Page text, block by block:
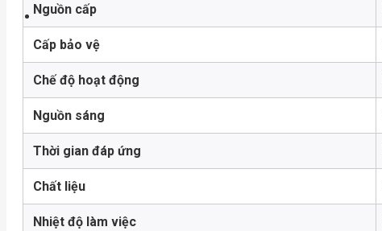
Nguồn cấp
Cấp bảo vệ
Chế độ hoạt động
Nguồn sáng
Thời gian đáp ứng
Chất liệu
Nhiệt độ làm việc